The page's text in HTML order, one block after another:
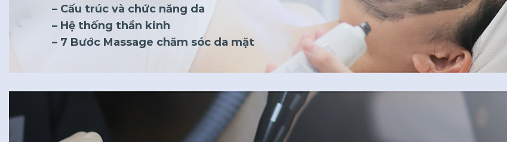
– Cấu trúc và chức năng da
– Hệ thống thần kinh
– 7 Bước Massage chăm sóc da mặt